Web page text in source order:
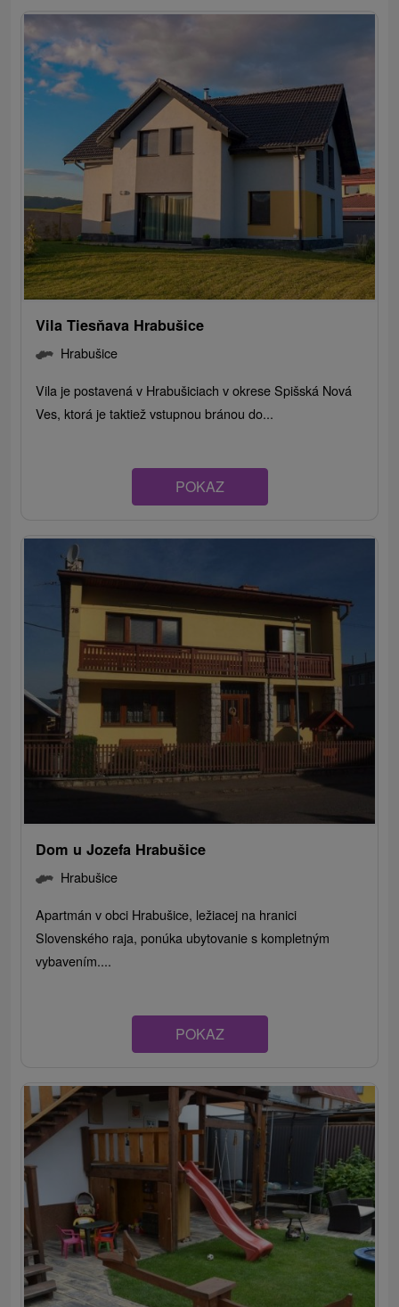
Vila Tiesňava Hrabušice
Hrabušice
Vila je postavená v Hrabušiciach v okrese Spišská Nová
Ves, ktorá je taktiež vstupnou bránou do...
POKAZ
Dom u Jozefa Hrabušice
Hrabušice
Apartmán v obci Hrabušice, ležiacej na hranici
Slovenského raja, ponúka ubytovanie s kompletným
vybavením....
POKAZ